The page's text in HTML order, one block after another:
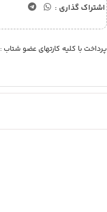
اشتراک گذاری :
پرداخت با کلیه کارتهای عضو شتاب :